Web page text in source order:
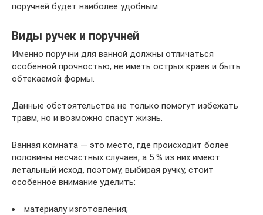
поручней будет наиболее удобным.
Виды ручек и поручней
Именно поручни для ванной должны отличаться
особенной прочностью, не иметь острых краев и быть
обтекаемой формы.
Данные обстоятельства не только помогут избежать
травм, но и возможно спасут жизнь.
Ванная комната — это место, где происходит более
половины несчастных случаев, а 5 % из них имеют
летальный исход, поэтому, выбирая ручку, стоит
особенное внимание уделить:
материалу изготовления;